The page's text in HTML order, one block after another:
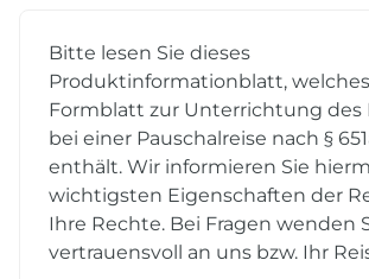
Bitte lesen Sie dieses
Produktinformationblatt,
Formblatt zur Unterrichtung des
bei einer Pauschalreise nach §
enthält. Wir informieren Sie
wichtigsten Eigenschaften der
Ihre Rechte. Bei Fragen wenden
vertrauensvoll an uns bzw. Ihr